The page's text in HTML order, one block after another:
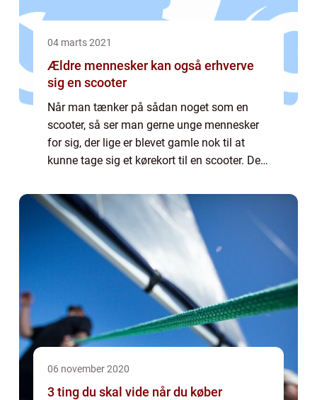
04 marts 2021
Ældre mennesker kan også erhverve
sig en scooter
Når man tænker på sådan noget som en
scooter, så ser man gerne unge mennesker
for sig, der lige er blevet gamle nok til at
kunne tage sig et kørekort til en scooter. Der
på den for at gøre den pæn, optimere ...
06 november 2020
3 ting du skal vide når du køber